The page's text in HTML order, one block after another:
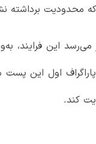
محدودیت برداشته
می‌رسد این فرایند،
اول این پست
کند.